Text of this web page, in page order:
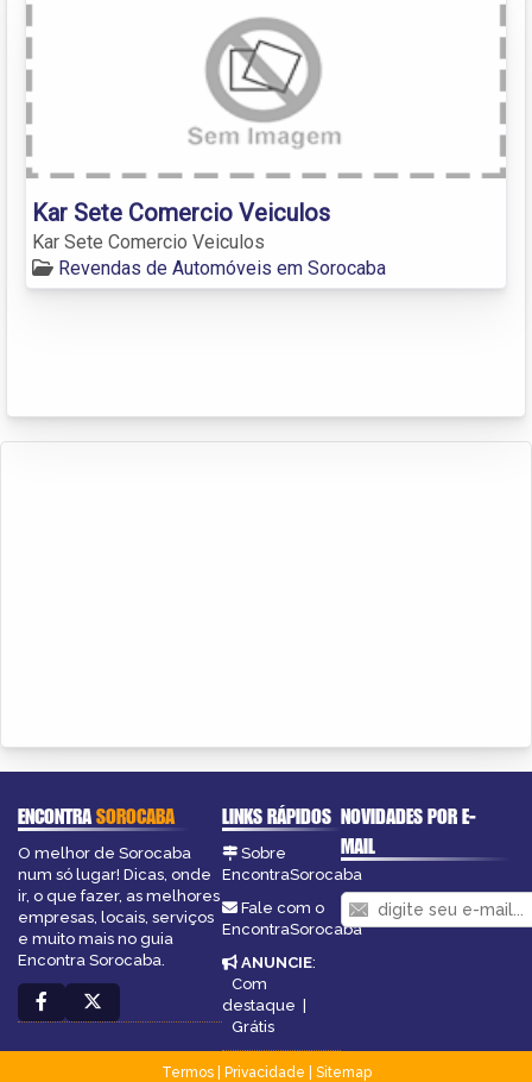
Kar Sete Comercio Veiculos
Kar Sete Comercio Veiculos
Revendas de Automóveis em Sorocaba
ENCONTRASOROCABA
O melhor de Sorocaba
num só lugar! Dicas, onde
ir, o que fazer, as melhores
empresas, locais, serviços
e muito mais no guia
Encontra Sorocaba.
LINKS RÁPIDOS
Sobre
EncontraSorocaba
Fale com o
EncontraSorocaba
ANUNCIE:
Com
destaque |
Grátis
NOVIDADES POR E-
MAIL
Termos| Privacidade
Sitemap